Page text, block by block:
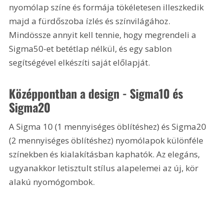
nyomólap színe és formája tökéletesen illeszkedik
majd a fürdőszoba ízlés és színvilágához.
Mindössze annyit kell tennie, hogy megrendeli a
Sigma50-et betétlap nélkül, és egy sablon
segítségével elkészíti saját előlapját.
Középpontban a design - Sigma10 és
Sigma20
A Sigma 10 (1 mennyiséges öblítéshez) és Sigma20
(2 mennyiséges öblítéshez) nyomólapok különféle
színekben és kialakításban kaphatók. Az elegáns,
ugyanakkor letisztult stílus alapelemei az új, kör
alakú nyomógombok.